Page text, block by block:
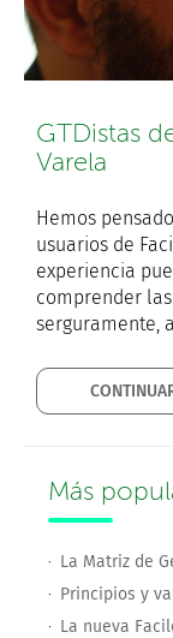
GTDistas
Varela
Hemos
usuarios de
experiencia
comprender
serguramente,
Más
La Matriz de
Principios y
La nueva